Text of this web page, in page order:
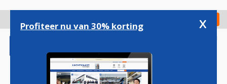
gaan
Check in
Profiteer nu van 30% korting x